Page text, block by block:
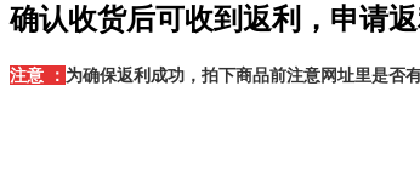
确认收货后可收到返利，申请
注意 ： 为确保返利成功，拍下商品前注意网址里是否